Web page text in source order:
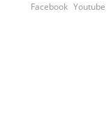
Facebook Youtube